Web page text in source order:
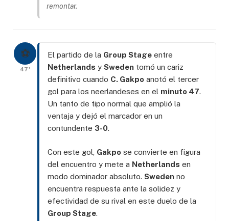
remontar.
⚽
47'
El partido de la Group Stage entre
Netherlands y Sweden tomó un cariz
definitivo cuando C. Gakpo anotó el tercer
gol para los neerlandeses en el minuto 47.
Un tanto de tipo normal que amplió la
ventaja y dejó el marcador en un
contundente 3-0.
Con este gol, Gakpo se convierte en figura
del encuentro y mete a Netherlands en
modo dominador absoluto. Sweden no
encuentra respuesta ante la solidez y
efectividad de su rival en este duelo de la
Group Stage.